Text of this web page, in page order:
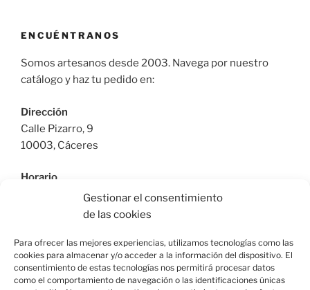
Gestionar el consentimiento
de las cookies
Para ofrecer las mejores experiencias, utilizamos tecnologías como las
cookies para almacenar y/o acceder a la información del dispositivo. El
consentimiento de estas tecnologías nos permitirá procesar datos
como el comportamiento de navegación o las identificaciones únicas
ENCUÉNTRANOS
Somos artesanos desde 2003. Navega por nuestro
catálogo y haz tu pedido en:
Dirección
Calle Pizarro, 9
10003, Cáceres
Horario
De Lunes a Viernes: 9:30h a 13:30h | 17:30 a 21:00h
Sábado: 10:30h a 14:00h |
Teléfono
615664955